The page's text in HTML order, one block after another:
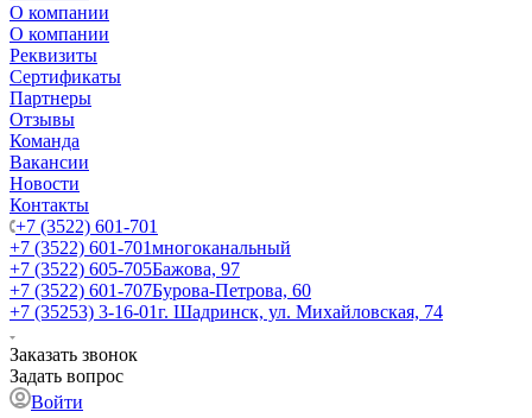
О компании
О компании
Реквизиты
Сертификаты
Партнеры
Отзывы
Команда
Вакансии
Новости
Контакты
+7 (3522) 601-701
+7 (3522) 601-701многоканальный
+7 (3522) 605-705Бажова, 97
+7 (3522) 601-707Бурова-Петрова, 60
+7 (35253) 3-16-01г. Шадринск, ул. Михайловская, 74
Заказать звонок
Задать вопрос
Войти